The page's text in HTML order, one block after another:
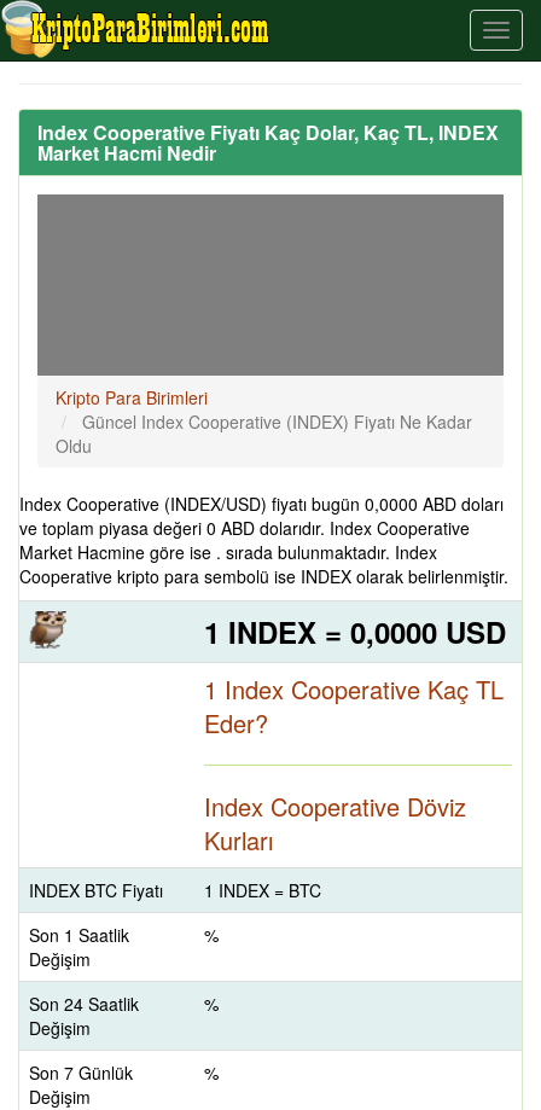
Index Cooperative Fiyatı Kaç Dolar, Kaç TL, INDEX
Market Hacmi Nedir
Kripto Para Birimleri
Güncel Index Cooperative (INDEX) Fiyatı Ne Kadar
Oldu
Index Cooperative (INDEX/USD) fiyatı bugün 0,0000 ABD doları
ve toplam piyasa değeri 0 ABD dolarıdır. Index Cooperative
Market Hacmine göre ise . sırada bulunmaktadır. Index
Cooperative kripto para sembolü ise INDEX olarak belirlenmiştir.
1 INDEX = 0,0000 USD
1 Index Cooperative Kaç TL
Eder?
Index Cooperative Döviz
Kurları
INDEX BTC Fiyatı
1 INDEX = BTC
Son 1 Saatlik
Değişim
%
Son 24 Saatlik
Değişim
%
Son 7 Günlük
Değişim
%